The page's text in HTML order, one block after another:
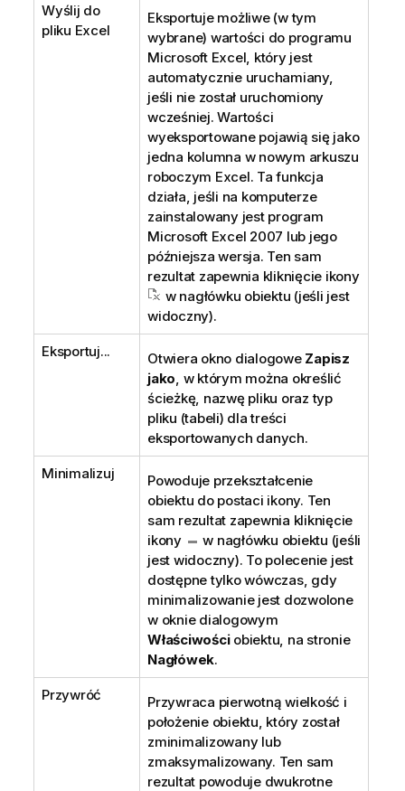
Wyślij do
pliku Excel
Eksportuje możliwe (w tym
wybrane) wartości do programu
Microsoft Excel, który jest
automatycznie uruchamiany,
jeśli nie został uruchomiony
wcześniej. Wartości
wyeksportowane pojawią się jako
jedna kolumna w nowym arkuszu
roboczym Excel. Ta funkcja
działa, jeśli na komputerze
zainstalowany jest program
Microsoft Excel 2007 lub jego
późniejsza wersja. Ten sam
rezultat zapewnia kliknięcie ikony
w nagłówku obiektu (jeśli jest
widoczny).
Eksportuj... Otwiera okno dialogowe Zapisz
jako , w którym można określić
ścieżkę, nazwę pliku oraz typ
pliku (tabeli) dla treści
eksportowanych danych.
Minimalizuj
Powoduje przekształcenie
obiektu do postaci ikony. Ten
sam rezultat zapewnia kliknięcie
ikony
w nagłówku obiektu (jeśli
jest widoczny). To polecenie jest
dostępne tylko wówczas, gdy
minimalizowanie jest dozwolone
w oknie dialogowym
Właściwościobiektu, na stronie
Nagłówek.
Przywróć
Przywraca pierwotną wielkość i
położenie obiektu, który został
zminimalizowany lub
zmaksymalizowany. Ten sam
rezultat powoduje dwukrotne